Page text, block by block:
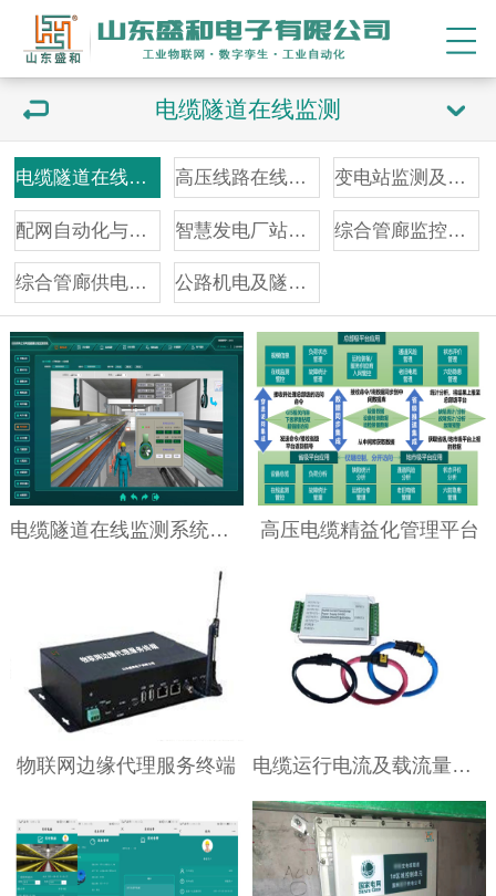
电缆隧道在线监测
电缆隧道在线监测 高压线路在线监测 变电站监测及辅控
配网自动化与监测 智慧发电厂站监控 综合管廊监控报警
综合管廊供电照明 公路机电及隧道监控
电缆隧道在线监测系统主站平台 高压电缆精益化管理平台
物联网边缘代理服务终端 电缆运行电流及载流量在线监测系统